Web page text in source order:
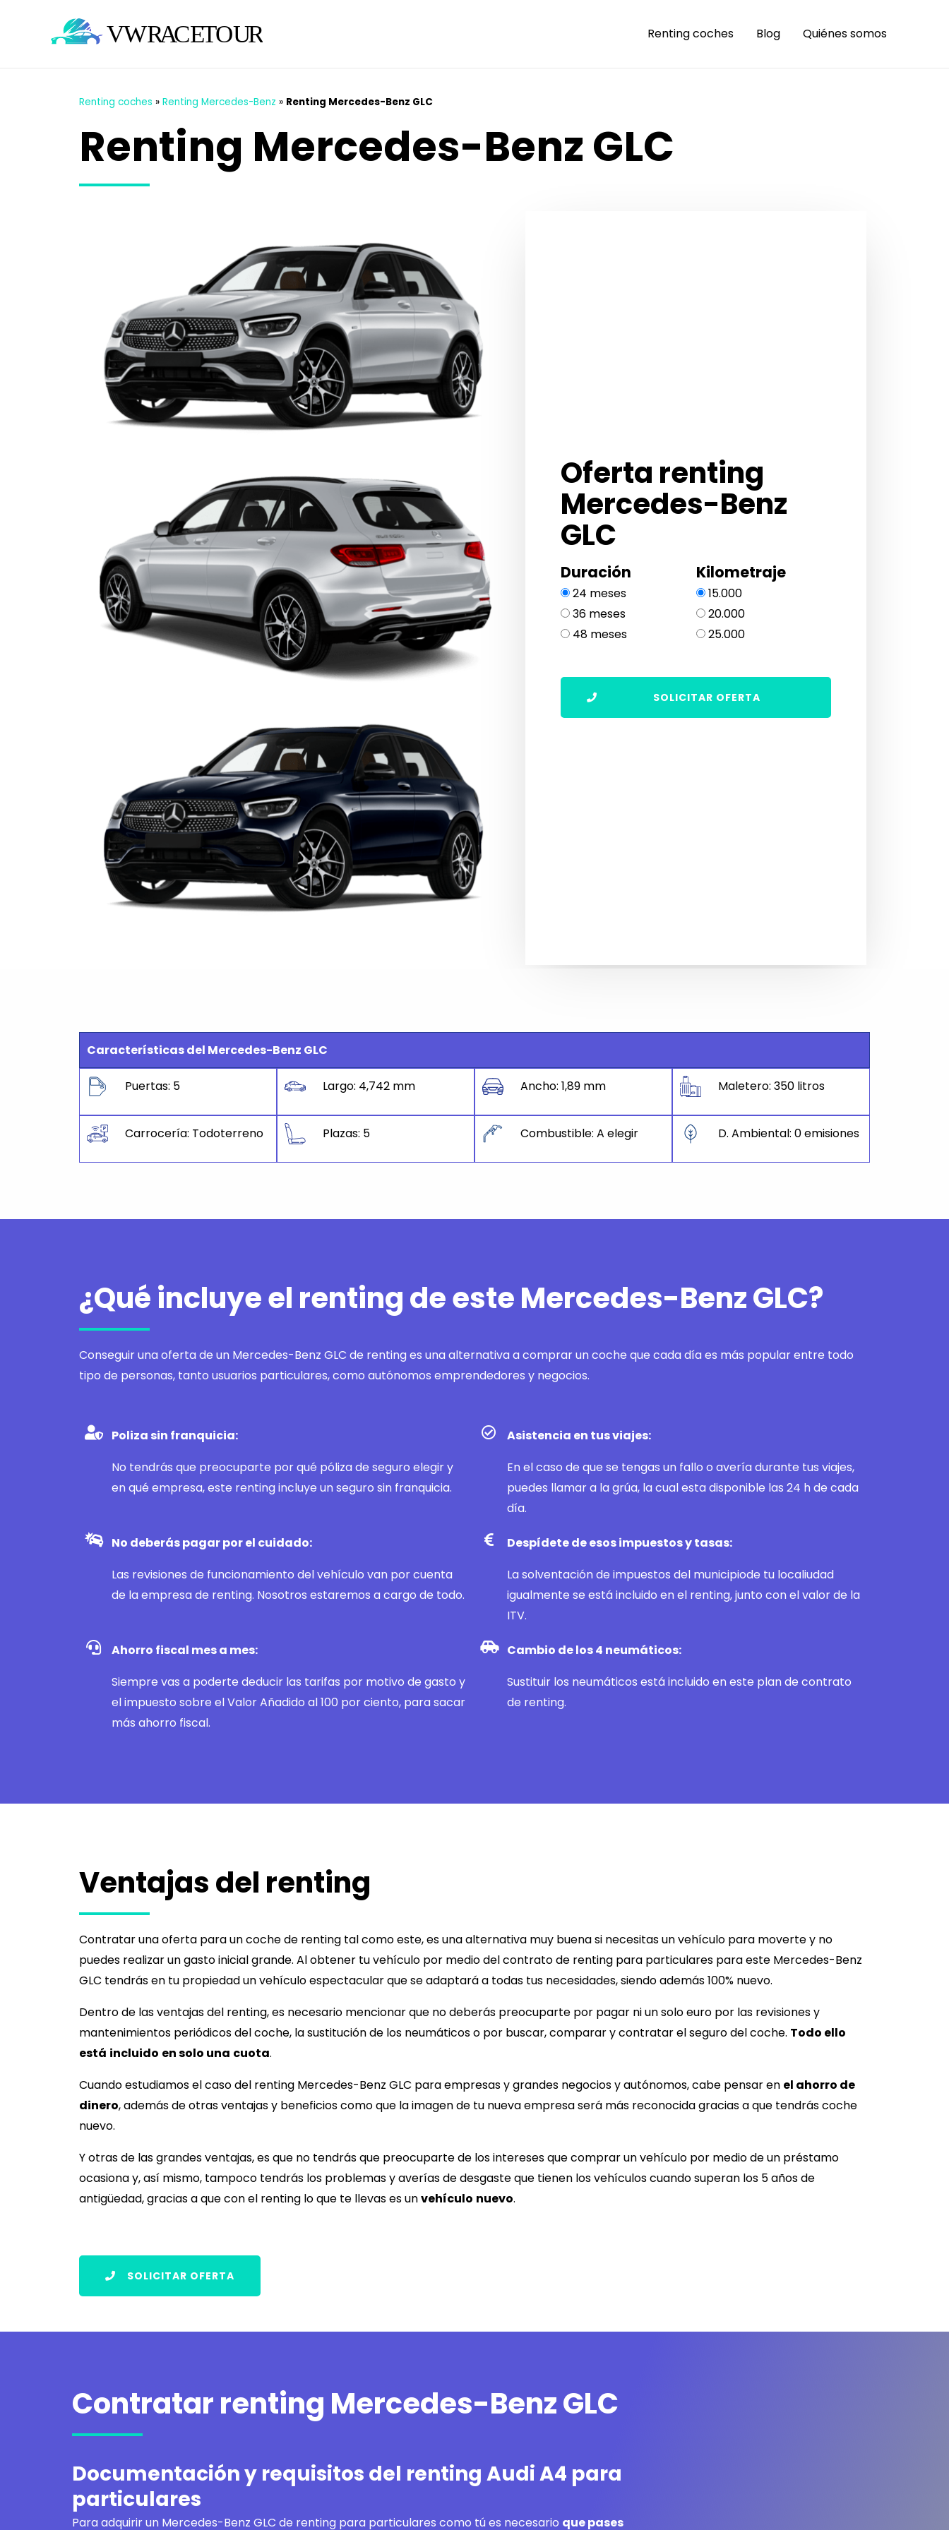
Renting coches Blog Quiénes somos
Renting coches » Renting Mercedes-Benz » Renting Mercedes-Benz GLC
Renting Mercedes-Benz GLC
Oferta renting
Mercedes-Benz
GLC
Duración
24 meses
36 meses
48 meses
Kilometraje
15.000
20.000
25.000
SOLICITAR OFERTA
Características del Mercedes-Benz GLC
Puertas: 5 Largo: 4,742 mm Ancho: 1,89 mm Maletero: 350 litros
Carrocería: Todoterreno Plazas: 5 Combustible: A elegir D. Ambiental: 0 emisiones
¿Qué incluye el renting de este Mercedes-Benz GLC?
Conseguir una oferta de un Mercedes-Benz GLC de renting es una alternativa a comprar un coche que cada día es más popular entre todo
tipo de personas, tanto usuarios particulares, como autónomos emprendedores y negocios.
Poliza sin franquicia:
No tendrás que preocuparte por qué póliza de seguro elegir y
en qué empresa, este renting incluye un seguro sin franquicia.
Asistencia en tus viajes:
En el caso de que se tengas un fallo o avería durante tus viajes,
puedes llamar a la grúa, la cual esta disponible las 24 h de cada
día.
No deberás pagar por el cuidado:
Las revisiones de funcionamiento del vehículo van por cuenta
de la empresa de renting. Nosotros estaremos a cargo de todo.
Despídete de esos impuestos y tasas:
La solventación de impuestos del municipiode tu localiudad
igualmente se está incluido en el renting, junto con el valor de la
ITV.
Ahorro fiscal mes a mes:
Siempre vas a poderte deducir las tarifas por motivo de gasto y
el impuesto sobre el Valor Añadido al 100 por ciento, para sacar
más ahorro fiscal.
Cambio de los 4 neumáticos:
Sustituir los neumáticos está incluido en este plan de contrato
de renting.
Ventajas del renting
Contratar una oferta para un coche de renting tal como este, es una alternativa muy buena si necesitas un vehículo para moverte y no
puedes realizar un gasto inicial grande. Al obtener tu vehículo por medio del contrato de renting para particulares para este Mercedes-Benz
GLC tendrás en tu propiedad un vehículo espectacular que se adaptará a todas tus necesidades, siendo además 100% nuevo.
Dentro de las ventajas del renting, es necesario mencionar que no deberás preocuparte por pagar ni un solo euro por las revisiones y
mantenimientos periódicos del coche, la sustitución de los neumáticos o por buscar, comparar y contratar el seguro del coche. Todo ello
está incluido en solo una cuota.
Cuando estudiamos el caso del renting Mercedes-Benz GLC para empresas y grandes negocios y autónomos, cabe pensar en el ahorro de
dinero, además de otras ventajas y beneficios como que la imagen de tu nueva empresa será más reconocida gracias a que tendrás coche
nuevo.
Y otras de las grandes ventajas, es que no tendrás que preocuparte de los intereses que comprar un vehículo por medio de un préstamo
ocasiona y, así mismo, tampoco tendrás los problemas y averías de desgaste que tienen los vehículos cuando superan los 5 años de
antigüedad, gracias a que con el renting lo que te llevas es unvehículo nuevo.
SOLICITAR OFERTA
Contratar renting Mercedes-Benz GLC
Documentación y requisitos del renting Audi A4 para
particulares
Para adquirir un Mercedes-Benz GLC de renting para particulares como tú es necesario que pases